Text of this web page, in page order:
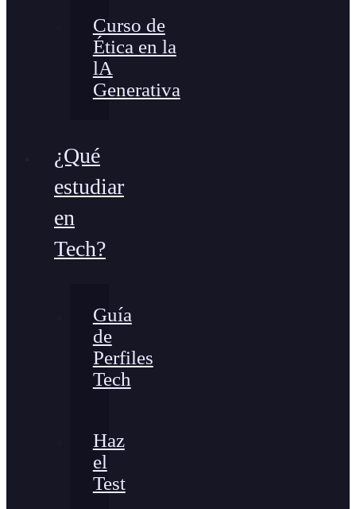
Curso de
Ética en la
lA
Generativa
¿Qué
estudiar
en
Tech?
Guía
de
Perfiles
Tech
Haz
el
Test